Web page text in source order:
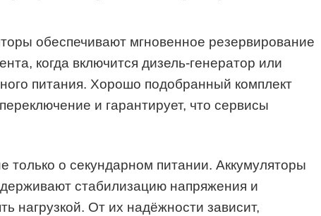
обеспечивают мгновенное резервирование
когда включится дизель‑генератор или
питания. Хорошо подобранный комплект
и гарантирует, что сервисы
только о секундарном питании. Аккумуляторы
стабилизацию напряжения и
нагрузкой. От их надёжности зависит,